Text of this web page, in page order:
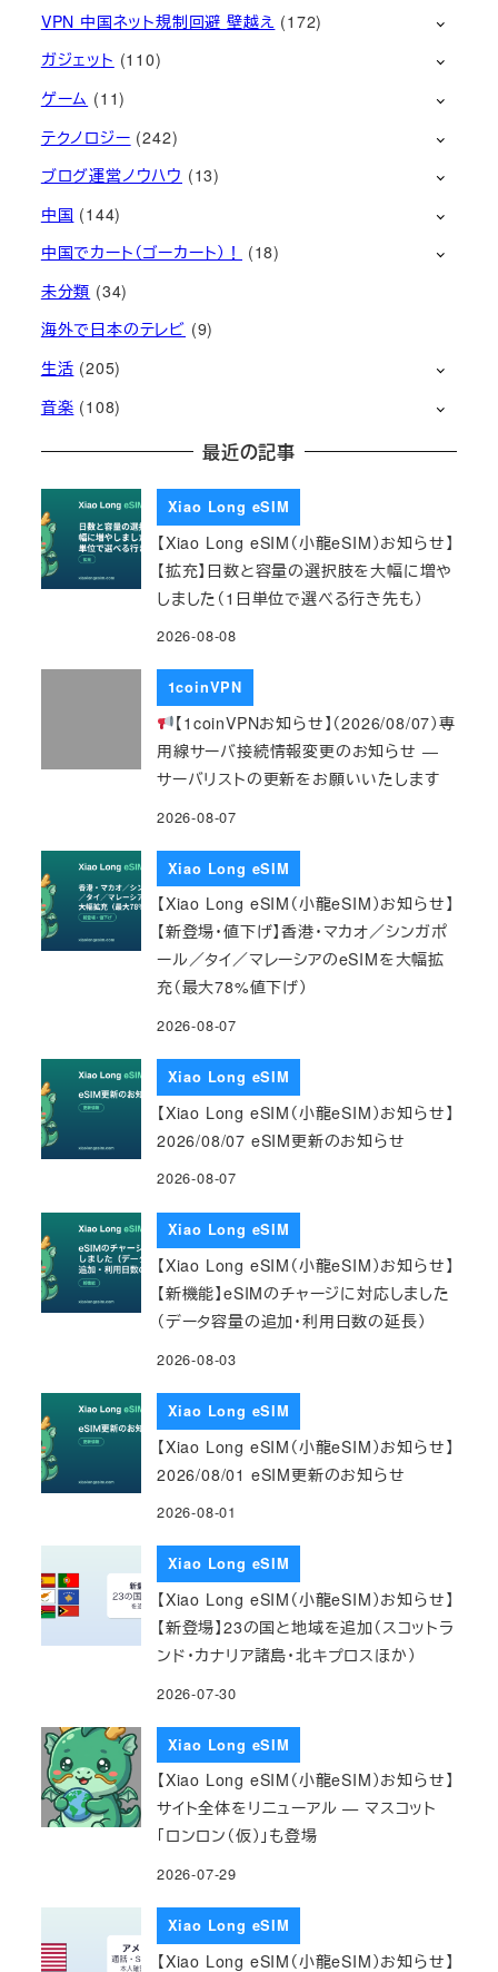
VPN 中国ネット規制回避 壁越え (172)
ガジェット (110)
ゲーム (11)
テクノロジー (242)
ブログ運営ノウハウ (13)
中国 (144)
中国でカート（ゴーカート）！
(18)
未分類 (34)
海外で日本のテレビ (9)
生活 (205)
音楽 (108)
最近の記事
Xiao Long eSIM
【Xiao Long eSIM（小龍eSIM）お知らせ】
【拡充】日数と容量の選択肢を大幅に増や
しました（1日単位で選べる行き先も）
2026-08-08
1coinVPN
【1coinVPNお知らせ】（2026/08/07）専
用線サーバ接続情報変更のお知らせ ―
サーバリストの更新をお願いいたします
2026-08-07
Xiao Long eSIM
【Xiao Long eSIM（小龍eSIM）お知らせ】
【新登場・値下げ】香港・マカオ／シンガポ
ール／タイ／マレーシアのeSIMを大幅拡
充（最大78%値下げ）
2026-08-07
Xiao Long eSIM
【Xiao Long eSIM（小龍eSIM）お知らせ】
2026/08/07 eSIM更新のお知らせ
2026-08-07
Xiao Long eSIM
【Xiao Long eSIM（小龍eSIM）お知らせ】
【新機能】eSIMのチャージに対応しました
（データ容量の追加・利用日数の延長）
2026-08-03
Xiao Long eSIM
【Xiao Long eSIM（小龍eSIM）お知らせ】
2026/08/01 eSIM更新のお知らせ
2026-08-01
Xiao Long eSIM
【Xiao Long eSIM（小龍eSIM）お知らせ】
【新登場】23の国と地域を追加（スコットラ
ンド・カナリア諸島・北キプロスほか）
2026-07-30
Xiao Long eSIM
【Xiao Long eSIM（小龍eSIM）お知らせ】
サイト全体をリニューアル — マスコット
「ロンロン（仮）」も登場
2026-07-29
Xiao Long eSIM
【Xiao Long eSIM（小龍eSIM）お知らせ】